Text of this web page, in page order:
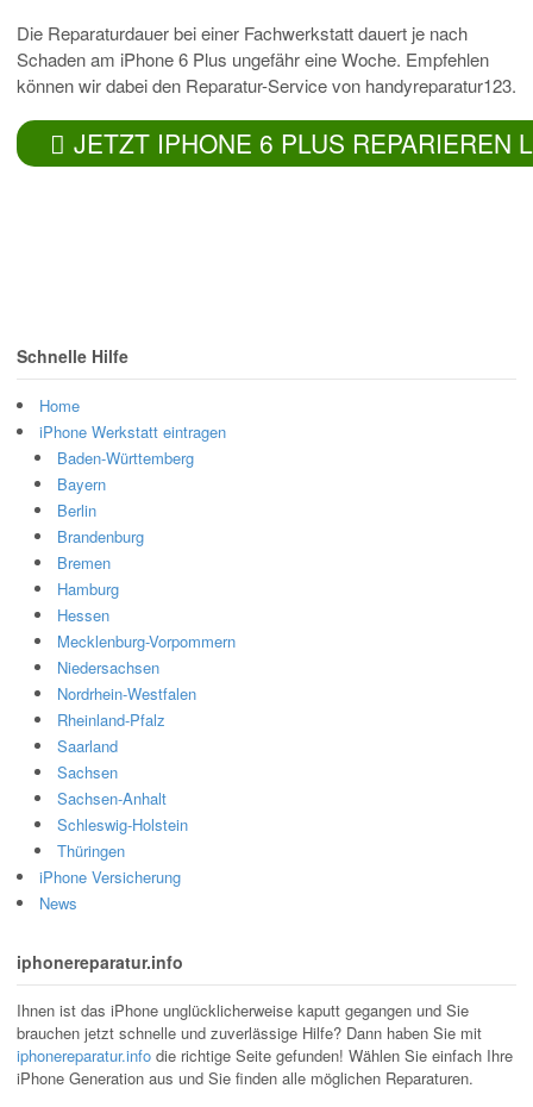
Die Reparaturdauer bei einer Fachwerkstatt dauert je nach
Schaden am iPhone 6 Plus ungefähr eine Woche. Empfehlen
können wir dabei den Reparatur-Service von handyreparatur123.
JETZT IPHONE 6 PLUS REPARIEREN
Schnelle Hilfe
Home
iPhone Werkstatt eintragen
Baden-Württemberg
Bayern
Berlin
Brandenburg
Bremen
Hamburg
Hessen
Mecklenburg-Vorpommern
Niedersachsen
Nordrhein-Westfalen
Rheinland-Pfalz
Saarland
Sachsen
Sachsen-Anhalt
Schleswig-Holstein
Thüringen
iPhone Versicherung
News
iphonereparatur.info
Ihnen ist das iPhone unglücklicherweise kaputt gegangen und Sie
brauchen jetzt schnelle und zuverlässige Hilfe? Dann haben Sie mit
iphonereparatur.info die richtige Seite gefunden! Wählen Sie einfach Ihre
iPhone Generation aus und Sie finden alle möglichen Reparaturen.